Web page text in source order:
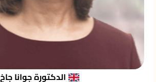
الدكتورة جوانا جاخ